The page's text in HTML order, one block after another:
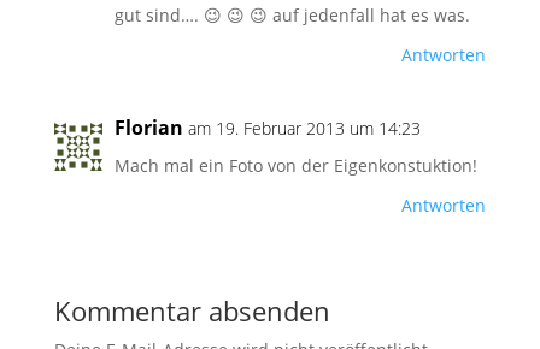
gut sind…. 😉 😉 😉 auf jedenfall hat es was.
Antworten
Florian am 19. Februar 2013 um 14:23
Mach mal ein Foto von der Eigenkonstuktion!
Antworten
Kommentar absenden